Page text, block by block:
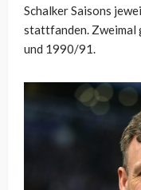
Schalker Saisons
stattfanden. Zweimal
und 1990/91.